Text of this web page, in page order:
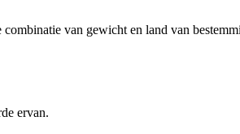
van gewicht en land van
ervan.